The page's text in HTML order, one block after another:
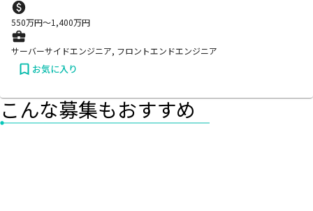
550万円〜1,400万円
サーバーサイドエンジニア, フロントエンドエンジニア
お気に入り
こんな募集もおすすめ